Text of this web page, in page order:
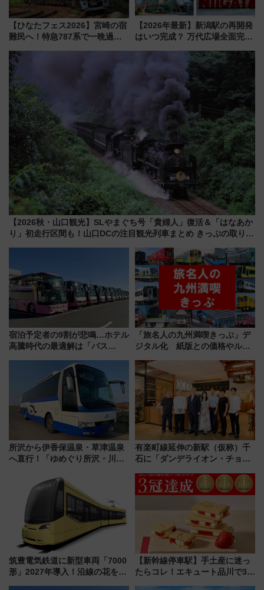
【ひなたフェス2026】宮崎の宿
難民へ！特急787系で一晩過ご
ローおひさま」が救世主に？
【2026年最新】新潟駅の再開発
はいつ完成？ 万代広場全面完成
開発、バスタ新潟構想まで徹底
解説！
【2026秋・山口観光】SLやまぐち号「貴婦人」復活＆「はなあか
り」初走行区間も！山口DCの注目観光列車まとめ きっぷの取り方
宿泊予定者の9割が悲鳴…ホテル
高騰時代の最適解は「バス
した、推し活遠征や観光時のリ
アルな懐事情
「旅名人の九州満喫きっぷ」デ
ジタル化 紙版との価格やルー
所沢から伊香保温泉・草津温泉
へ直行！「ゆめぐり所沢・川越
軽に 運行ダイヤ・運賃を解説
有楽町線延伸の新駅（仮称）千
石に「ダンデライオン・チョコ
1億円出資で挑む新時代のまちづ
くりとは？
筑豊電気鉄道に新型車両「7000
形」2027年導入！沿線の花をイ
【新幹線停車駅】手土産に迷っ
たらコレ！エキュート品川で3年